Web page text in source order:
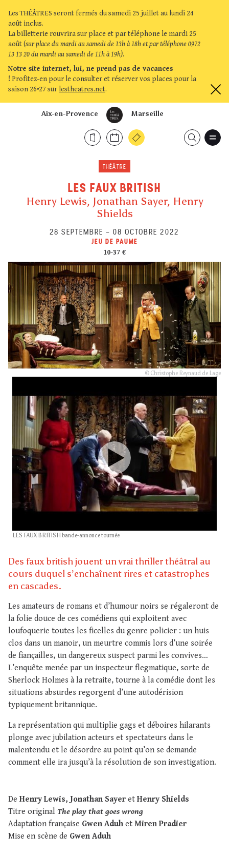
Les THÉÂTRES seront fermés du samedi 25 juillet au lundi 24
août inclus.
La billetterie rouvrira sur place et par téléphone le mardi 25
août (sur place du mardi au samedi de 13h à 18h et par téléphone 0972
13 13 20 du mardi au samedi de 11h à 19h).
Notre site internet, lui, ne prend pas de vacances
! Profitez-en pour le consulter et réserver vos places pour la
saison 26•27 sur lestheatres.net.
Marseille
Aix-en-Provence
THÉÂTRE
LES FAUX BRITISH
Henry Lewis, Jonathan Sayer, Henry
Shields
28 SEPTEMBRE – 08 OCTOBRE 2022
JEU DE PAUME
10-37 €
© Christophe Reynaud de Lage
LES FAUX BRITISH bande-annonce tournée
Des faux british jouent un vrai thriller théâtral au
cours duquel s’enchaînent rires et catastrophes
en cascades.
Les amateurs de romans et d’humour noirs se régaleront de
la folie douce de ces comédiens qui exploitent avec
loufoquerie toutes les ficelles du genre policier : un huis
clos dans un manoir, un meurtre commis lors d’une soirée
de fiançailles, un dangereux suspect parmi les convives…
L’enquête menée par un inspecteur flegmatique, sorte de
Sherlock Holmes à la retraite, tourne à la comédie dont les
situations absurdes regorgent d’une autodérision
typiquement britannique.
La représentation qui multiplie gags et déboires hilarants
plonge avec jubilation acteurs et spectateurs dans le
malentendu et le désordre au point qu’on se demande
comment elle ira jusqu’à la résolution de son investigation.
De Henry Lewis, Jonathan Sayer et Henry Shields
Titre original The play that goes wrong
Adaptation française Gwen Aduh et Miren Pradier
Mise en scène de Gwen Aduh